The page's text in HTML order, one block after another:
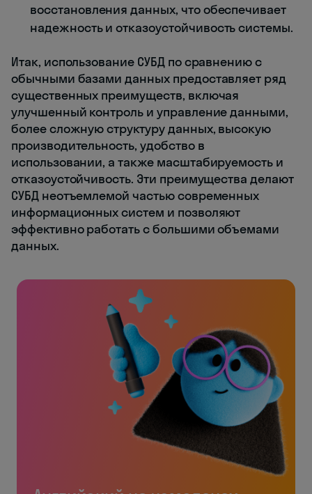
восстановления данных, что обеспечивает
надежность и отказоустойчивость системы.
Итак, использование СУБД по сравнению с
обычными базами данных предоставляет ряд
существенных преимуществ, включая
улучшенный контроль и управление данными,
более сложную структуру данных, высокую
производительность, удобство в
использовании, а также масштабируемость и
отказоустойчивость. Эти преимущества делают
СУБД неотъемлемой частью современных
информационных систем и позволяют
эффективно работать с большими объемами
данных.